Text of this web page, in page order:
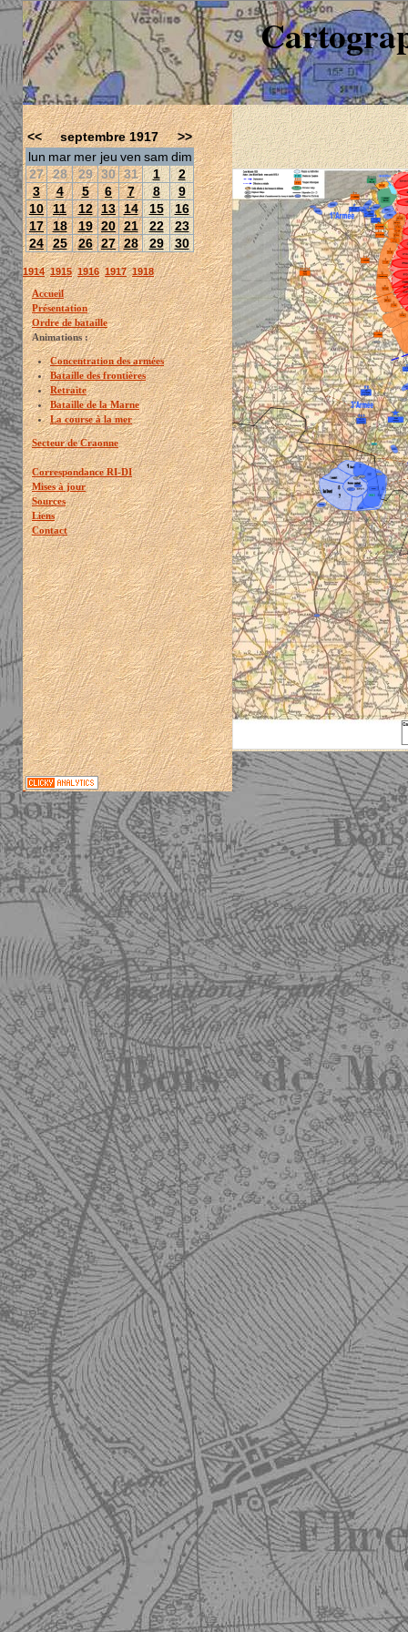
<< septembre 1917
>>
lun mar mer jeu ven sam dim
27 28 29 30 31 1
2
3
4 5 6 7 8
9
10
11 12 13 14 15
16
17 18 19 20 21 22
23
24 25 26 27 28 29 30
1914 1915 1916 1917 1918
Accueil
Présentation
Ordre de bataille
Animations :
Concentration des armées
Bataille des frontières
Retraite
Bataille de la Marne
La course à la mer
Secteur de Craonne
Correspondance RI-DI
Mises à jour
Sources
Liens
Contact